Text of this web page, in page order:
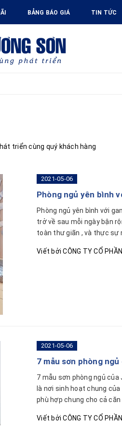
BẢNG BÁO GIÁ TIN TỨC
triển cùng quý khách hàng
2021-05-06
Phòng ngủ yên bình
Phòng ngủ yên bình với
trở về sau mỗi ngày bận
toàn thư giãn , và thực sự
Viết bởiCÔNG TY CỔ
2021-05-06
7 mẫu sơn phòng
7 mẫu sơn phòng ngủ của
là nơi sinh hoạt chung
phù hợp chung cho cả căn
Viết bởiCÔNG TY CỔ